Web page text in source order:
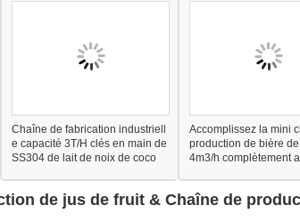
Chaîne de fabrication industriell
e capacité 3T/H clés en main de
SS304 de lait de noix de coco
Accomplissez la mini
production de bière
4m3/h complètement
de jus de fruit & Chaîne de